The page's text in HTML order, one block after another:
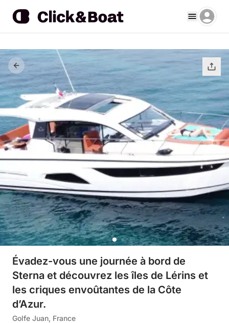
Évadez-vous une journée à bord de
Sterna et découvrez les îles de Lérins et
les criques envoûtantes de la Côte
d’Azur.
Golfe Juan, France